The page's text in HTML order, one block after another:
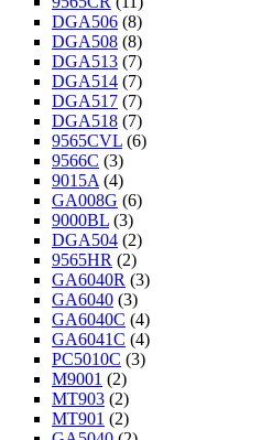
DGA506 (8)
DGA508 (8)
DGA513 (7)
DGA514 (7)
DGA517 (7)
DGA518 (7)
9565CVL (6)
9566C (3)
9015A (4)
GA008G (6)
9000BL (3)
DGA504 (2)
9565HR (2)
GA6040R (3)
GA6040 (3)
GA6040C (4)
GA6041C (4)
PC5010C (3)
M9001 (2)
MT903 (2)
MT901 (2)